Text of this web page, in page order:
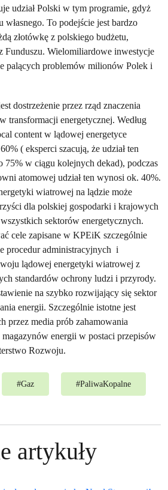
udział Polski w tym programie, gdyż
własnego. To podejście jest bardzo
złotówkę z polskiego budżetu,
Funduszu. Wielomiliardowe inwestycje
palących problemów milionów Polek i
dostrzeżenie przez rząd znaczenia
transformacji energetycznej. Według
content w lądowej energetyce
( eksperci szacują, że udział ten
75% w ciągu kolejnych dekad), podczas
atomowej udział ten wynosi ok. 40%.
wiatrowej na lądzie może
dla polskiej gospodarki i krajowych
sektorów energetycznych.
cele zapisane w KPEiK szczególnie
procedur administracyjnych i
lądowej energetyki wiatrowej z
standardów ochrony ludzi i przyrody.
na szybko rozwijający się sektor
energii. Szczególnie istotne jest
przez media prób zahamowania
energii w postaci przepisów
Rozwoju.
#Gaz #PaliwaKopalne
artykuły